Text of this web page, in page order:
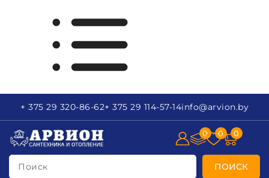
+ 375 29 320-86-62+ 375 29 114-57-14info@arvion.by
Поиск ПОИСК
0 0 0